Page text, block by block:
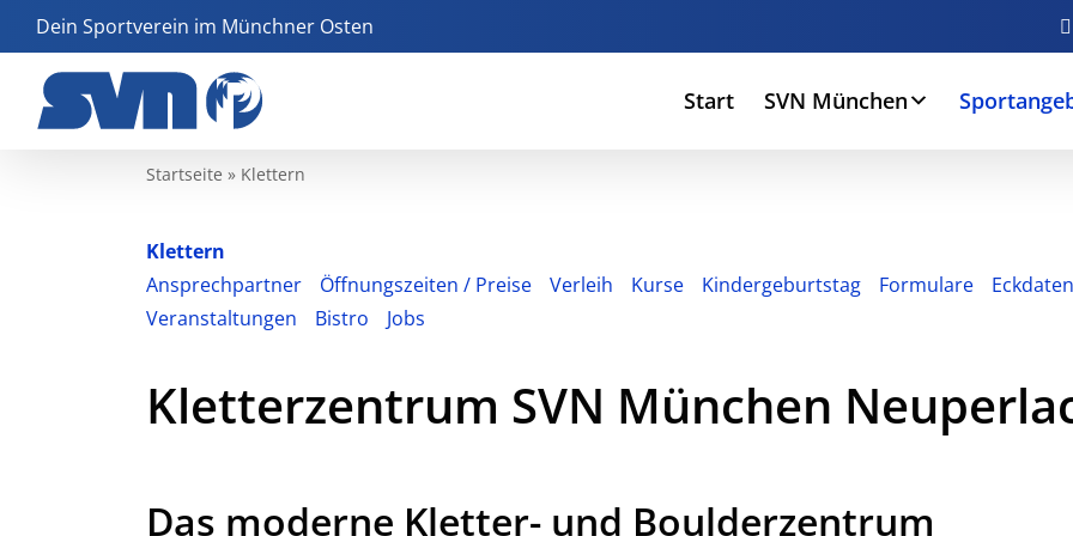
Zum
Inhalt
springen
Dein Sportverein im Münchner Osten
Start SVN München
Startseite » Klettern
Klettern
Ansprechpartner
Öffnungszeiten / Preise Verleih Kurse Kindergeburtstag Formulare Eckdaten
Veranstaltungen
Bistro Jobs
Kletterzentrum SVN München
Das moderne Kletter- und Boulderzentrum